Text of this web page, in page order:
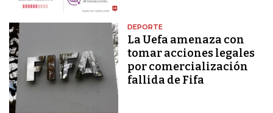
DEPORTE
La Uefa amenaza con
tomar acciones legales
por comercialización
fallida de Fifa